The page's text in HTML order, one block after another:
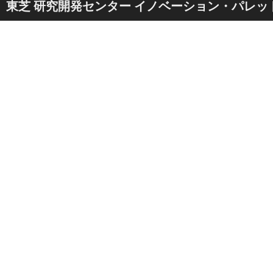
東芝 研究開発センター イノベーション・パレッ